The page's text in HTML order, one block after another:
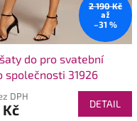
2 190 Kč
až
–31 %
do pro svatební
společnosti 31926
DPH
DETAIL